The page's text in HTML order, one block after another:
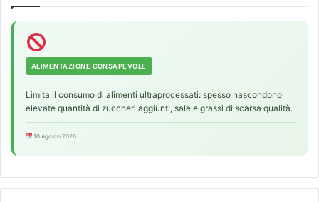
r
o
H
R
ALIMENTAZIONE CONSAPEVOLE
Limita il consumo di alimenti ultraprocessati: spesso nascondono
elevate quantità di zuccheri aggiunti, sale e grassi di scarsa qualità.
10 Agosto 2026